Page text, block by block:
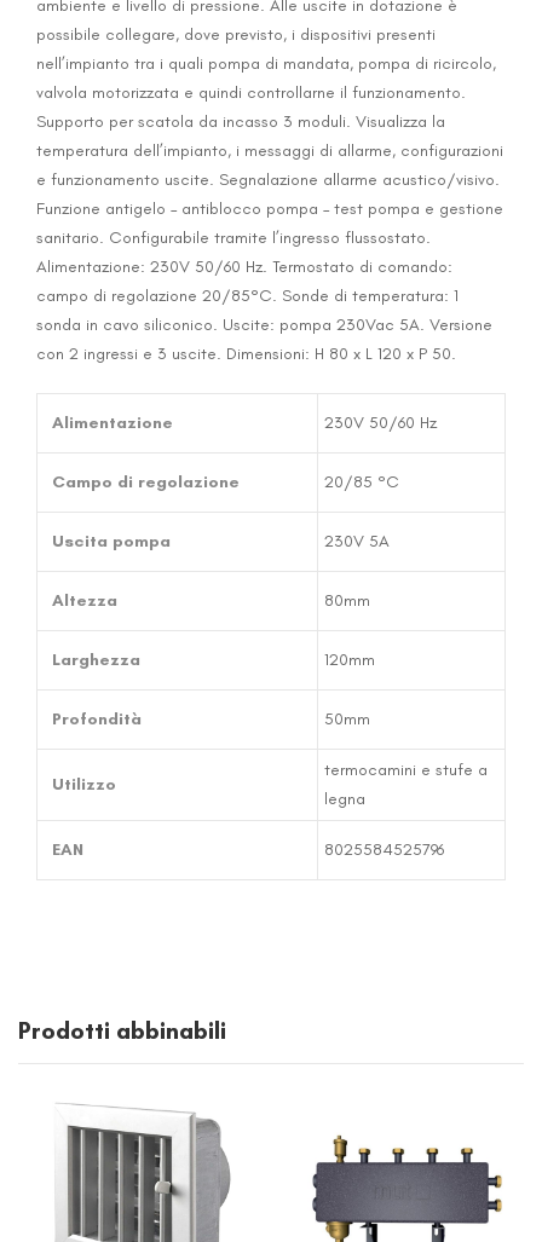
ambiente e livello di pressione. Alle uscite in dotazione è
possibile collegare, dove previsto, i dispositivi presenti
nell’impianto tra i quali pompa di mandata, pompa di ricircolo,
valvola motorizzata e quindi controllarne il funzionamento.
Supporto per scatola da incasso 3 moduli. Visualizza la
temperatura dell’impianto, i messaggi di allarme, configurazioni
e funzionamento uscite. Segnalazione allarme acustico/visivo.
Funzione antigelo – antiblocco pompa – test pompa e gestione
sanitario. Configurabile tramite l’ingresso flussostato.
Alimentazione: 230V 50/60 Hz. Termostato di comando:
campo di regolazione 20/85°C. Sonde di temperatura: 1
sonda in cavo siliconico. Uscite: pompa 230Vac 5A. Versione
con 2 ingressi e 3 uscite. Dimensioni: H 80 x L 120 x P 50.
Alimentazione 230V 50/60 Hz
Campo di regolazione 20/85 °C
Uscita pompa 230V 5A
Altezza 80mm
Larghezza 120mm
Profondità 50mm
Utilizzo
termocamini e stufe a
legna
EAN 8025584525796
Prodotti abbinabili